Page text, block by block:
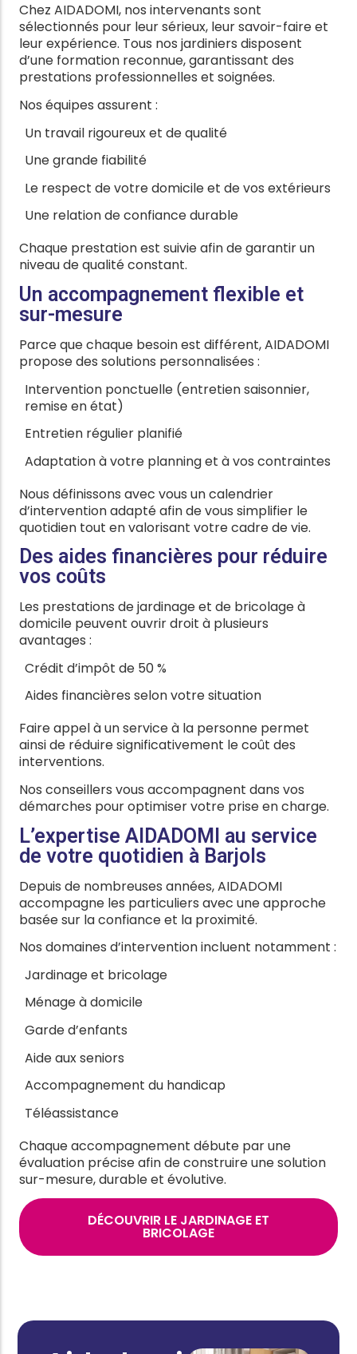
Chez AIDADOMI, nos intervenants sont
sélectionnés pour leur sérieux, leur savoir-faire et
leur expérience. Tous nos jardiniers disposent
d’une formation reconnue, garantissant des
prestations professionnelles et soignées.
Nos équipes assurent :
Un travail rigoureux et de qualité
Une grande fiabilité
Le respect de votre domicile et de vos extérieurs
Une relation de confiance durable
Chaque prestation est suivie afin de garantir un
niveau de qualité constant.
Un accompagnement flexible et
sur-mesure
Parce que chaque besoin est différent, AIDADOMI
propose des solutions personnalisées :
Intervention ponctuelle (entretien saisonnier,
remise en état)
Entretien régulier planifié
Adaptation à votre planning et à vos contraintes
Nous définissons avec vous un calendrier
d’intervention adapté afin de vous simplifier le
quotidien tout en valorisant votre cadre de vie.
Des aides financières pour réduire
vos coûts
Les prestations de jardinage et de bricolage à
domicile peuvent ouvrir droit à plusieurs
avantages :
Crédit d’impôt de 50 %
Aides financières selon votre situation
Faire appel à un service à la personne permet
ainsi de réduire significativement le coût des
interventions.
Nos conseillers vous accompagnent dans vos
démarches pour optimiser votre prise en charge.
L’expertise AIDADOMI au service
de votre quotidien à Barjols
Depuis de nombreuses années, AIDADOMI
accompagne les particuliers avec une approche
basée sur la confiance et la proximité.
Nos domaines d’intervention incluent notamment :
Jardinage et bricolage
Ménage à domicile
Garde d’enfants
Aide aux seniors
Accompagnement du handicap
Téléassistance
Chaque accompagnement débute par une
évaluation précise afin de construire une solution
sur-mesure, durable et évolutive.
DÉCOUVRIR LE JARDINAGE ET
BRICOLAGE